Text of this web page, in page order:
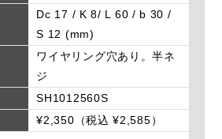
Dc 17 / K 8/ L 60 / b 30 /
S 12 (mm)
ワイヤリング穴あり。半ネ
ジ
SH1012560S
¥2,350（税込 ¥2,585）